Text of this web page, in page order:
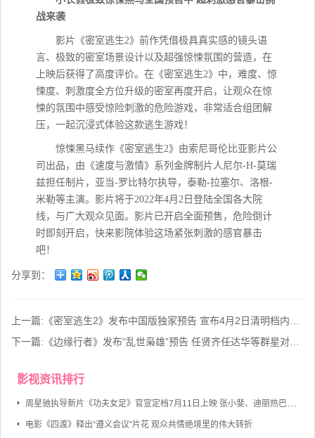
战来袭
影片《密室逃生2》前作凭借极具真实感的镜头语
言、极致的密室场景设计以及超强惊悚氛围的营造，在
上映后获得了高度评价。在《密室逃生2》中，难度、惊
悚度、刺激度全方位升级的密室再度开启，让观众在惊
悚的氛围中感受惊险刺激的危险游戏，非常适合组团解
压，一起沉浸式体验这款逃生游戏！
惊悚黑马续作《密室逃生2》由索尼哥伦比亚影片公
司出品，由《速度与激情》系列金牌制片人尼尔-H-莫瑞
兹担任制片，亚当-罗比特尔执导，泰勒-拉塞尔、洛根-
米勒等主演。影片将于2022年4月2日登陆全国各大院
线，与广大观众见面。影片已开启全面预售，危险倒计
时即刻开启，快来影院体验这场紧张刺激的感官暴击
吧！
分享到：
上一篇: 《密室逃生2》发布中国版独家预告 宣布4月2日清明档内地上映
下一篇: 《边缘行者》发布“乱世枭雄”预告 任贤齐任达华等群星对峙除暴升级
影视资讯排行
电影《四渡》释出“遵义会议”片花 观众共情绝境里的伟大转折